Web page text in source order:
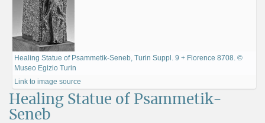
Healing Statue of Psammetik-Seneb, Turin Suppl. 9 + Florence 8708. ©
Museo Egizio Turin
Link to image source
Healing Statue of Psammetik-
Seneb